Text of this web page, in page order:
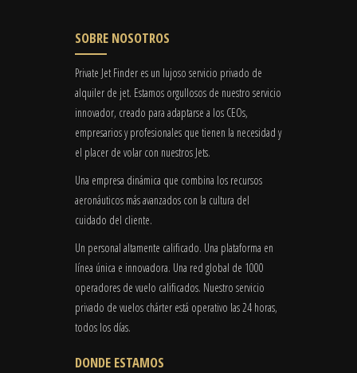
SOBRE NOSOTROS
Private Jet Finder es un lujoso servicio privado de
alquiler de jet. Estamos orgullosos de nuestro servicio
innovador, creado para adaptarse a los CEOs,
empresarios y profesionales que tienen la necesidad y
el placer de volar con nuestros Jets.
Una empresa dinámica que combina los recursos
aeronáuticos más avanzados con la cultura del
cuidado del cliente.
Un personal altamente calificado. Una plataforma en
línea única e innovadora. Una red global de 1000
operadores de vuelo calificados. Nuestro servicio
privado de vuelos chárter está operativo las 24 horas,
todos los días.
DONDE ESTAMOS